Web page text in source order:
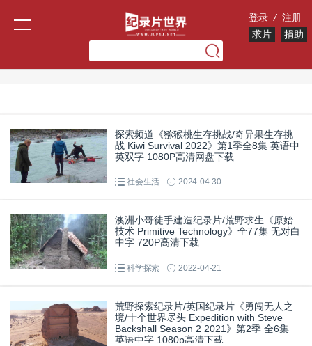
登录 / 注册
求片
捐助
探索频道《猕猴桃生存挑战/奇异果生存挑
战 Kiwi Survival 2022》第1季全8集 英语中
英双字 1080P高清网盘下载
社会生活 2024-04-30
澳洲小哥徒手建造纪录片/荒野求生《原始
技术 Primitive Technology》全77集 无对白
中字 720P高清下载
科学探索 2022-04-21
荒野探索纪录片/英国纪录片《勇闯无人之
境/十个世界尽头 Expedition with Steve
Backshall Season 2 2021》第2季 全6集
英语中字 1080p高清下载